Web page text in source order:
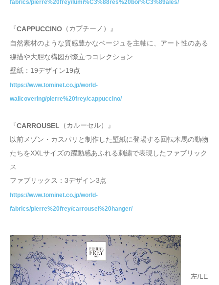
fabrics/pierre%20frey/lumi%C3%88res%20bor%C3%89ales/
『CAPPUCCINO （カプチーノ）』
自然素材のような質感豊かなベージュを主軸に、アート性のある
線描や大胆な構図が際立つコレクション
壁紙：19デザイン19点
https://www.tominet.co.jp/world-
wallcovering/pierre%20frey/cappuccino/
『CARROUSEL （カルーセル）』
以前メゾン・カスパリと制作した壁紙に登場する回転木馬の動物
たちをXXLサイズの躍動感あふれる刺繍で表現したファブリック
ス
ファブリックス：3デザイン3点
https://www.tominet.co.jp/world-
fabrics/pierre%20frey/carrousel%20hanger/
左/LE